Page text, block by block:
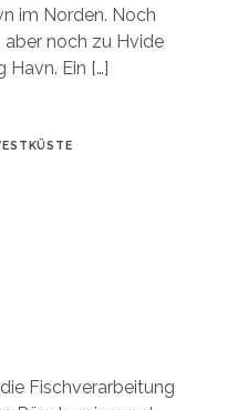
im Norden. Noch
noch zu Hvide
Havn. Ein […]
Fischverarbeitung